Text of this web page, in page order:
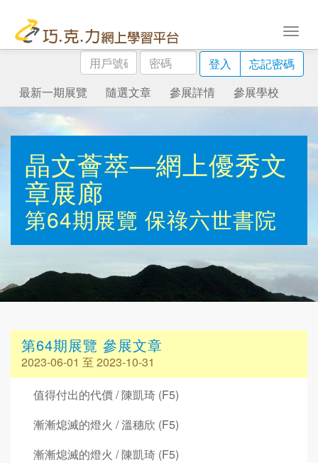
用
戶
號
碼
密
碼
登入
忘記密碼
最新一期展覽
隨選文章 參展詳情 參展學校
晶文薈萃—網上優秀文
章展廊
第64期展覽 保祿六世書院
第64期展覽 參展文章
2023-06-01 至 2023-10-31
值得付出的代價 / 陳凱琦 (F5)
漸漸熄滅的燈火 / 溫穗欣 (F5)
漸漸熄滅的燈火 / 陳凱琦 (F5)